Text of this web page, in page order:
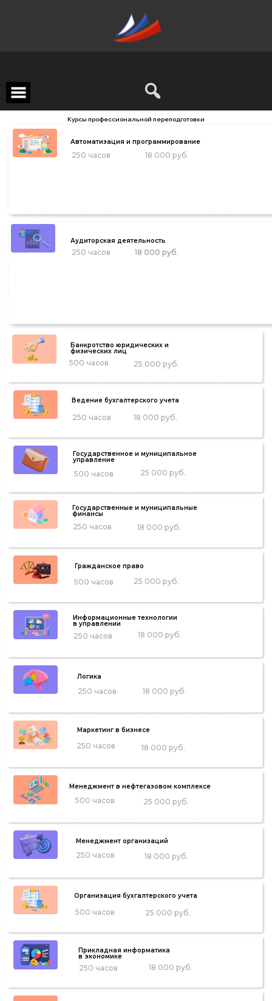
Курсы профессиональной переподготовки
Автоматизация и программирование
250 часов 18 000 руб.
Аудиторская деятельность
250 часов 18 000 руб.
18 000 руб.
Банкротство юридических и
физических лиц
500 часов 25 000 руб.
Ведение бухгалтерского учета
18 000 руб.
250 часов
Государственное и муниципальное
управление
500 часов 25 000 руб.
Государственные и муниципальные
финансы
250 часов 18 000 руб.
Гражданское право
500 часов 25 000 руб.
Информационные технологии
в управлении
250 часов 18 000 руб.
Логика
250 часов 18 000 руб.
Маркетинг в бизнесе
250 часов 18 000 руб.
Менеджмент в нефтегазовом комплексе
500 часов 25 000 руб.
Менеджмент организаций
250 часов 18 000 руб.
Организация бухгалтерского учета
500 часов 25 000 руб.
Прикладная информатика
в экономике
250 часов 18 000 руб.